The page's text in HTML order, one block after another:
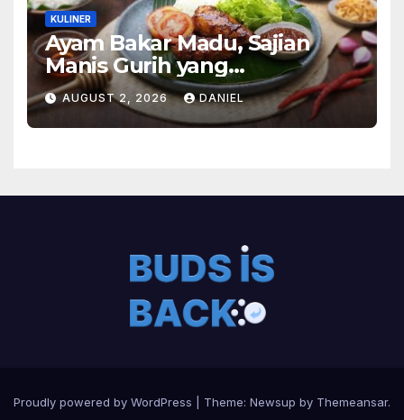
KULINER
Ayam Bakar Madu, Sajian
Manis Gurih yang
Menghangatkan Suasana
Makan
AUGUST 2, 2026 DANIEL
Proudly powered by WordPress Theme: Newsup by Themeansar.